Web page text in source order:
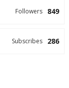
849
Followers
286
Subscribes